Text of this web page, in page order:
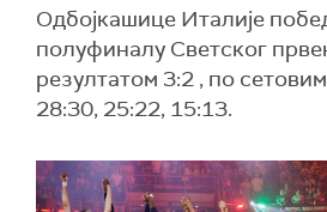
Одбојкашице Италије
полуфиналу Светског
резултатом 3:2 , по
28:30, 25:22, 15:13.